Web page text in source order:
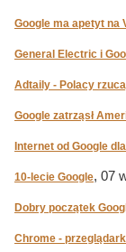
Google ma apetyt na
General Electric i
Adtaily - Polacy
Google zatrząsł
Internet od Google
10-lecie Google, 07
Dobry początek
Chrome -